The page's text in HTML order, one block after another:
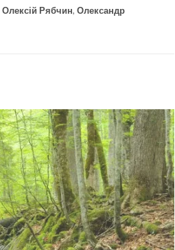
Олексій Рябчин, Олександр